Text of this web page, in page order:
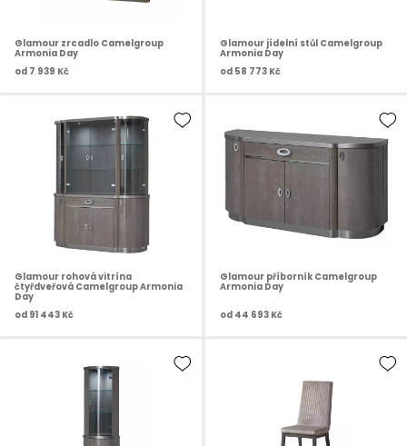
Glamour zrcadlo Camelgroup
Armonia Day
od 7 939 Kč
Glamour jídelní stůl Camelgroup
Armonia Day
od 58 773 Kč
Glamour rohová vitrína
čtyřdveřová Camelgroup Armonia
Day
od 91 443 Kč
Glamour příborník Camelgroup
Armonia Day
od 44 693 Kč